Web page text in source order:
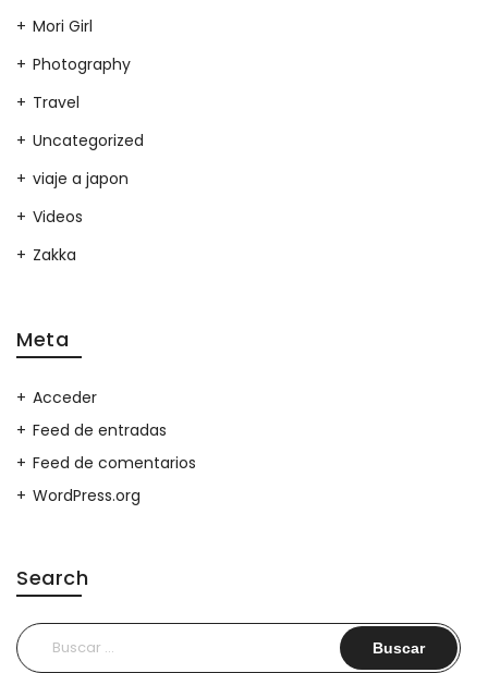
Mori Girl
Photography
Travel
Uncategorized
viaje a japon
Videos
Zakka
Meta
Acceder
Feed de entradas
Feed de comentarios
WordPress.org
Search
Buscar: